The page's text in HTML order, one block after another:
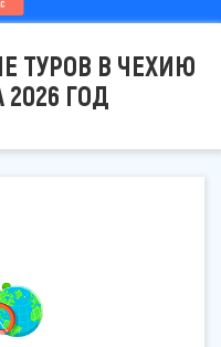
ТУРОВ В ЧЕХИЮ
ГОД